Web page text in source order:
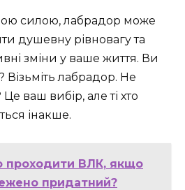
силою, лабрадор може
душевну рівновагу та
зміни у ваше життя. Ви
Візьміть лабрадор. Не
ваш вибір, але ті хто
інакше.
проходити ВЛК, якщо
придатний?